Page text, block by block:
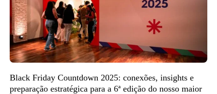
Black Friday Countdown 2025: conexões, insights e
preparação estratégica para a 6ª edição do nosso maior